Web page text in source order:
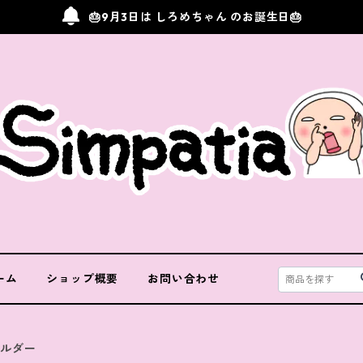
🎂9月3日は しろめちゃん のお誕生日🎂
ム ショップ概要 お問い合わせ
ダー